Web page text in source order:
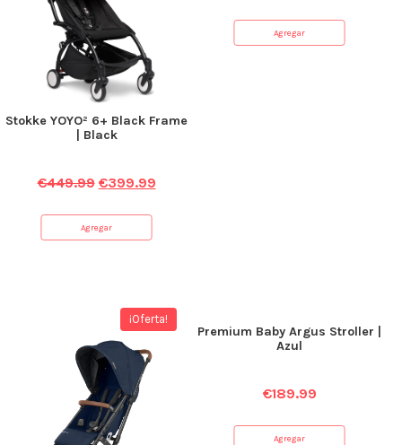
Stokke YOYO² 6+ Black Frame
| Black
€449.99 €399.99
Agregar
Agregar
¡Oferta!
Premium Baby Argus Stroller |
Azul
€189.99
Agregar